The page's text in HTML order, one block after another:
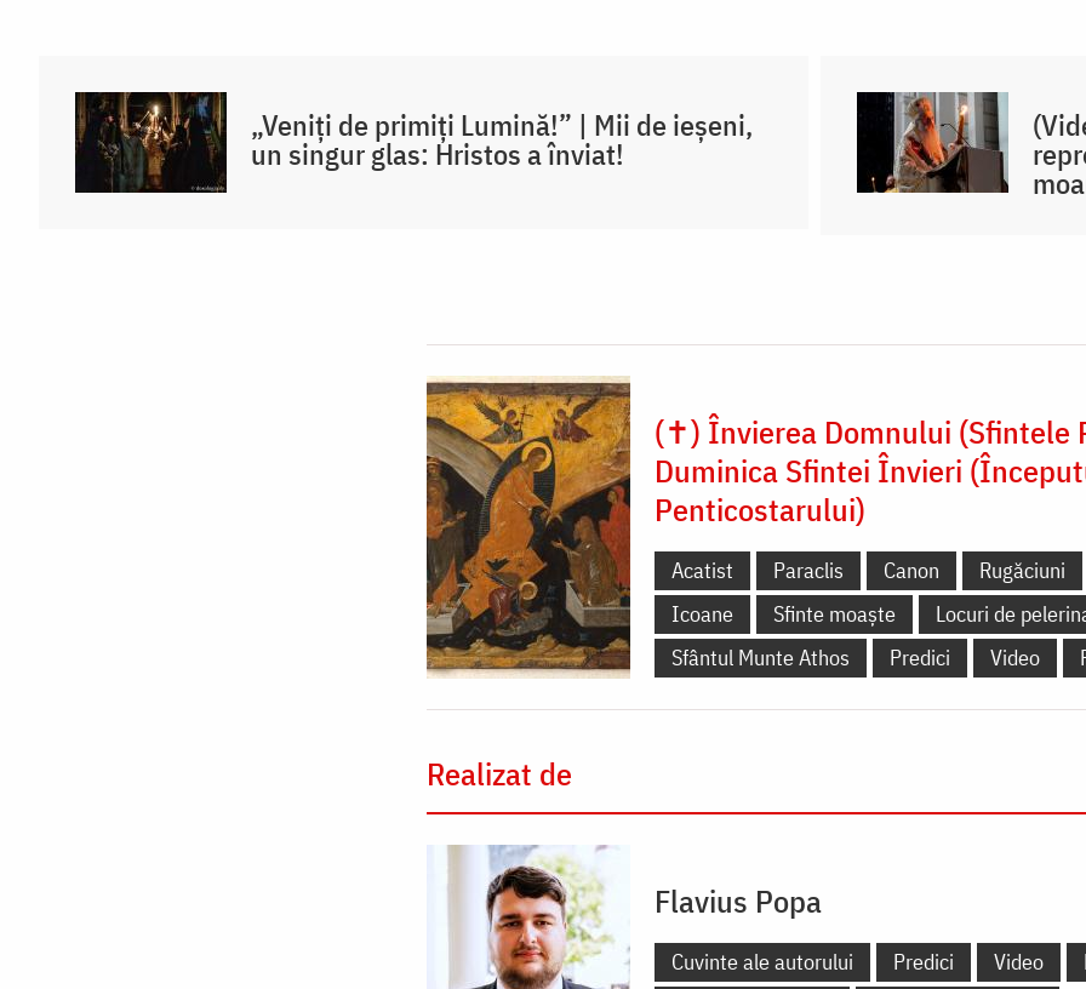
„Veniți de primiți Lumină!” | Mii de ieșeni,
un singur glas: Hristos a înviat!
(✝) Învierea Domnului (Sfintele
Duminica Sfintei Învieri
Penticostarului)
Acatist Paraclis Canon Rugăciuni
Icoane
Sfinte moaște
Locuri de
Sfântul Munte Athos
Predici Video
Realizat de
Flavius Popa
Cuvinte ale autorului Predici Video